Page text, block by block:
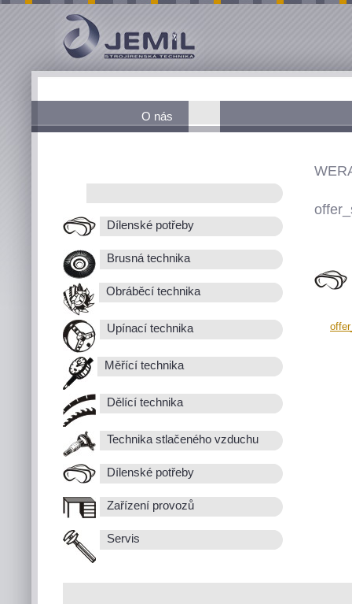
O nás
Dílenské potřeby
Brusná technika
Obráběcí technika
Upínací technika
Měřící technika
Dělící technika
Technika stlačeného vzduchu
Dílenské potřeby
Zařízení provozů
Servis